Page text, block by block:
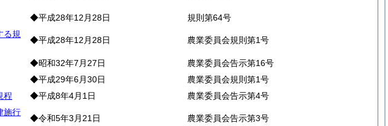
◆平成28年12月28日
規則第64号
る規
◆平成28年12月28日 農業委員会規則第1号
◆昭和32年7月27日
農業委員会告示第16号
◆平成29年6月30日
農業委員会規則第1号
程
◆平成8年4月1日
農業委員会告示第4号
施行
◆令和5年3月21日 農業委員会告示第3号